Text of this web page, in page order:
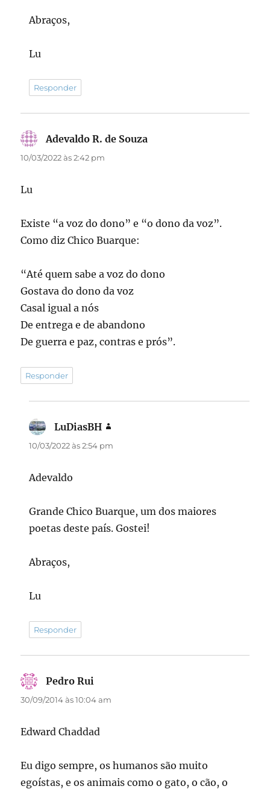
Abraços,
Lu
Responder
Adevaldo R. de Souza
10/03/2022 às 2:42 pm
Lu
Existe “a voz do dono” e “o dono da voz”.
Como diz Chico Buarque:
“Até quem sabe a voz do dono
Gostava do dono da voz
Casal igual a nós
De entrega e de abandono
De guerra e paz, contras e prós”.
Responder
LuDiasBH
10/03/2022 às 2:54 pm
Adevaldo
Grande Chico Buarque, um dos maiores
poetas deste país. Gostei!
Abraços,
Lu
Responder
Pedro Rui
30/09/2014 às 10:04 am
Edward Chaddad
Eu digo sempre, os humanos são muito
egoístas, e os animais como o gato, o cão, o